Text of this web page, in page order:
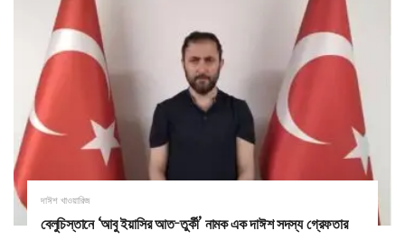
দাঈশ খাওয়ারিজ
বেলুচিস্তানে ‘আবু ইয়াসির আত-তুর্কী’ নামক এক দাঈশ সদস্য গ্রেফতার